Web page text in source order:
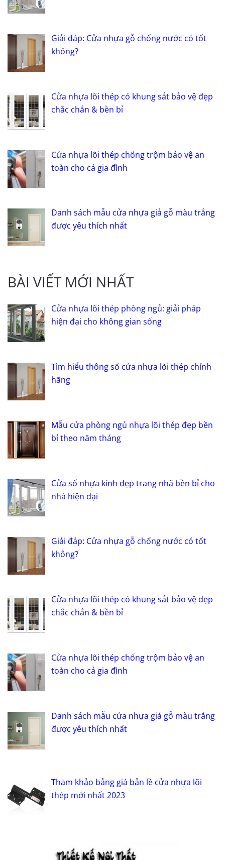
Giải đáp: Cửa nhựa gỗ chống nước có tốt
không?
Cửa nhựa lõi thép có khung sắt bảo vệ đẹp
chắc chắn & bền bỉ
Cửa nhựa lõi thép chống trộm bảo vệ an
toàn cho cả gia đình
Danh sách mẫu cửa nhựa giả gỗ màu trắng
được yêu thích nhất
BÀI VIẾT MỚI NHẤT
Cửa nhựa lõi thép phòng ngủ: giải pháp
hiện đại cho không gian sống
Tìm hiểu thông số cửa nhựa lõi thép chính
hãng
Mẫu cửa phòng ngủ nhựa lõi thép đẹp bền
bỉ theo năm tháng
Cửa sổ nhựa kính đẹp trang nhã bền bỉ cho
nhà hiện đại
Giải đáp: Cửa nhựa gỗ chống nước có tốt
không?
Cửa nhựa lõi thép có khung sắt bảo vệ đẹp
chắc chắn & bền bỉ
Cửa nhựa lõi thép chống trộm bảo vệ an
toàn cho cả gia đình
Danh sách mẫu cửa nhựa giả gỗ màu trắng
được yêu thích nhất
Tham khảo bảng giá bản lề cửa nhựa lõi
thép mới nhất 2023